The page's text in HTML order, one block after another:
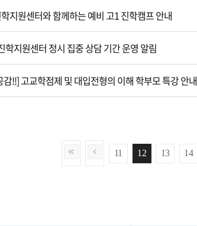
지원센터와 함께하는 예비 고1 진학캠프 안내
학지원센터 정시 집중 상담 기간 운영 알림
감!!] 고교학점제 및 대입전형의 이해 학부모 특강 안내
11 12 13 14